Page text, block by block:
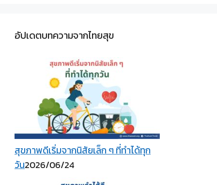
อัปเดตบทความจากไทยสุข
สุขภาพดีเริ่มจากนิสัยเล็ก ๆ ที่ทำได้ทุก
วัน2026/06/24